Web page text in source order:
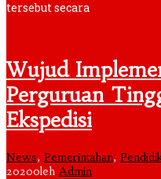
tersebut secara
Wujud
Perguruan
Ekspedisi
News, Pemerintahan,
2020oleh Admin